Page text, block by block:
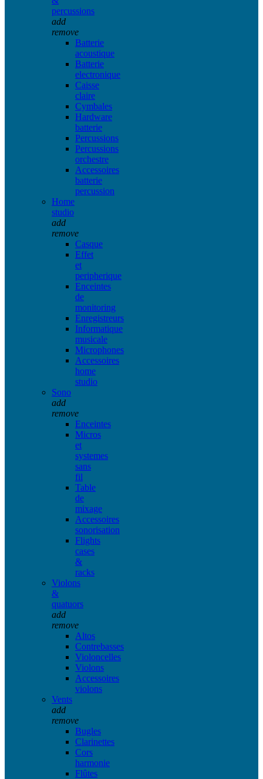
percussions
add
remove
Batterie
acoustique
Batterie
electronique
Caisse
claire
Cymbales
Hardware
batterie
Percussions
Percussions
orchestre
Accessoires
batterie
percussion
Home
studio
add
remove
Casque
Effet
et
peripherique
Enceintes
de
monitoring
Enregistreurs
Informatique
musicale
Microphones
Accessoires
home
studio
Sono
add
remove
Enceintes
Micros
et
systemes
sans
fil
Table
de
mixage
Accessoires
sonorisation
Flights
cases
&
racks
Violons
&
quatuors
add
remove
Altos
Contrebasses
Violoncelles
Violons
Accessoires
violons
Vents
add
remove
Bugles
Clarinettes
Cors
harmonie
Flûtes